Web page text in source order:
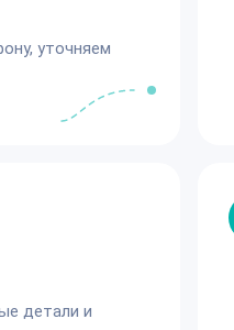
уточняем
детали и